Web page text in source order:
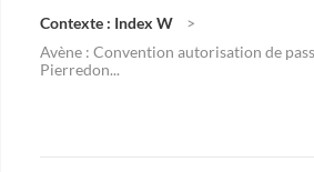
Contexte : Index W
Avène : Convention autorisation de
Pierredon...